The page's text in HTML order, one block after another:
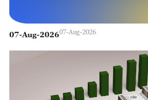
07-Aug-202607-Aug-2026